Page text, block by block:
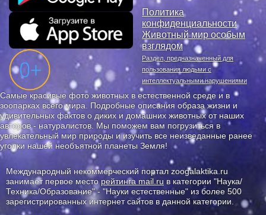
Политика
конфиденциальности
Животный мир особым
взглядом
Раздел, предназначенный для
пользования людьми с
интеллектуальными нарушениями
Самые красивые фото животных в естественной среде и в
зоопарках всего мира. Подробные описания образа жизни и
удивительных фактов о диких и домашних животных от наших
авторов - натуралистов. Мы поможем вам погрузиться в
увлекательный мир природы и изучить все неизведанные ранее
уголки нашей необъятной планеты Земля!
Международный некоммерческий портал zoogalaktika.ru
занимает первое месторейтинга mail.ru в категории "Наука/
Техника/Образование" - "Науки естественные" из более 500
зарегистрированных интернет сайтов в данной категории.